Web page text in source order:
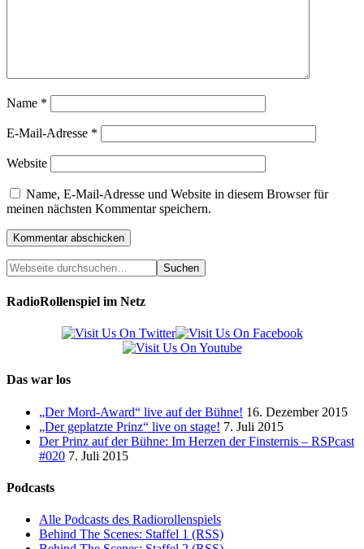
Name *
E-Mail-Adresse *
Website
Name, E-Mail-Adresse und Website in diesem Browser für
meinen nächsten Kommentar speichern.
RadioRollenspiel im Netz
Das war los
„Der Mord-Award“ live auf der Bühne! 16. Dezember 2015
„Der geplatzte Prinz“ live on stage! 7. Juli 2015
Der Prinz auf der Bühne: Im Herzen der Finsternis – RSPcast
#020 7. Juli 2015
Podcasts
Alle Podcasts des Radiorollenspiels
Behind The Scenes: Staffel 1 (RSS)